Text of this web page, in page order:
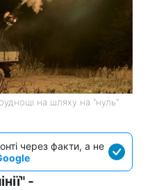
на шляху на "нуль"
через факти, а не
-